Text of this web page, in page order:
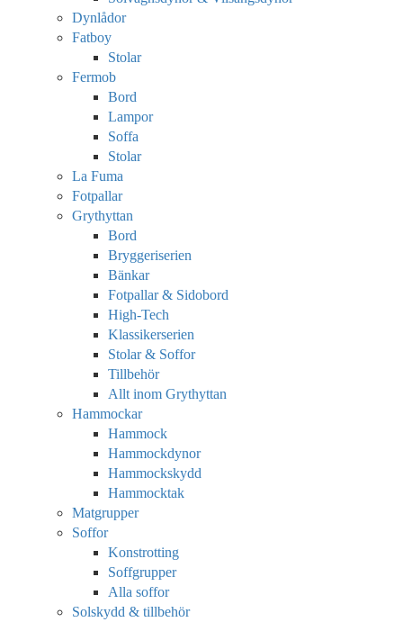
Dynlådor
Fatboy
Stolar
Fermob
Bord
Lampor
Soffa
Stolar
La Fuma
Fotpallar
Grythyttan
Bord
Bryggeriserien
Bänkar
Fotpallar & Sidobord
High-Tech
Klassikerserien
Stolar & Soffor
Tillbehör
Allt inom Grythyttan
Hammockar
Hammock
Hammockdynor
Hammockskydd
Hammocktak
Matgrupper
Soffor
Konstrotting
Soffgrupper
Alla soffor
Solskydd & tillbehör